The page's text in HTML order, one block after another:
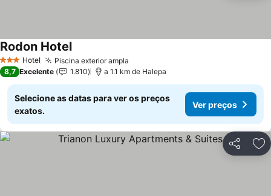
3 EstrelasHotel Piscina exterior ampla
Rodon HotelVer preços
8,7 Excelente 1.810 a 1.1 km de Halepa
Selecione as datas para ver os preços
exatos.
Ver preços
Partilhar